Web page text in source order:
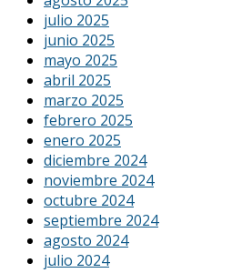
julio 2025
junio 2025
mayo 2025
abril 2025
marzo 2025
febrero 2025
enero 2025
diciembre 2024
noviembre 2024
octubre 2024
septiembre 2024
agosto 2024
julio 2024